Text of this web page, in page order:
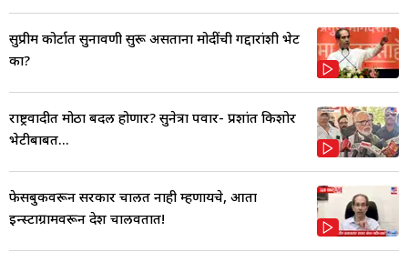
सुप्रीम कोर्टात सुनावणी सुरू असताना मोदींची गद्दारांशी भेट
का?
राष्ट्रवादीत मोठा बदल होणार? सुनेत्रा पवार- प्रशांत किशोर
भेटीबाबत...
फेसबुकवरून सरकार चालत नाही म्हणायचे, आता
इन्स्टाग्रामवरून देश चालवतात!